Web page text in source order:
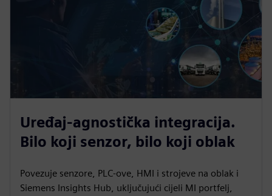
Uređaj-agnostička integracija.
Bilo koji senzor, bilo koji oblak
Povezuje senzore, PLC-ove, HMI i strojeve na oblak i
Siemens Insights Hub, uključujući cijeli MI portfelj,